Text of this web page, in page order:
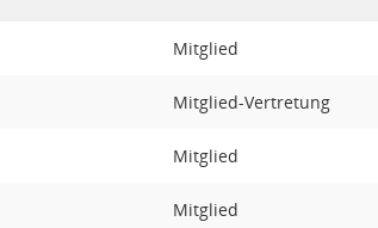
Mitglied
Mitglied-Vertretung
Mitglied
Mitglied